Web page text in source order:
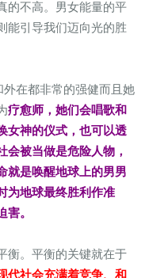
的不高。男女能量的平
能引导我们迈向光的胜
在都非常的强健而且她
疗愈师，她们会唱歌和
女神的仪式，也可以透
会被当做是危险人物，
就是唤醒地球上的男男
为地球最终胜利作准
。
衡。平衡的关键就在于
代社会充满着竞争、和